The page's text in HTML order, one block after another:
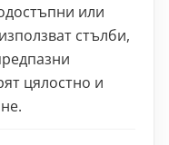
или
стълби,
цялостно и